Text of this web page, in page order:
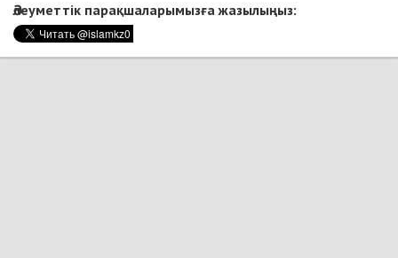
Әлеуметтік парақшаларымызға жазылыңыз: